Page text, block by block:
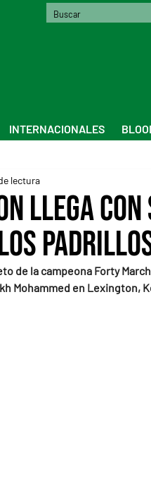
INTERNACIONALES
llega
lectura
de la campeona Forty
Mohammed en Lexington,